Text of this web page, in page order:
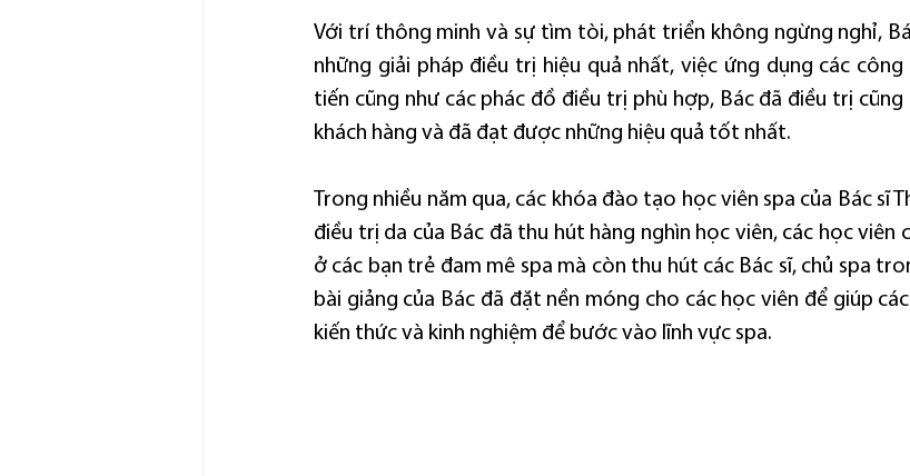
Với trí thông minh và sự tìm tòi, phát triển không ngừng nghỉ,
những giải pháp điều trị hiệu quả nhất, việc ứng dụng các
tiến cũng như các phác đồ điều trị phù hợp, Bác đã điều trị cũng
khách hàng và đã đạt được những hiệu quả tốt nhất.
Trong nhiều năm qua, các khóa đào tạo học viên spa của Bác sĩ
điều trị da của Bác đã thu hút hàng nghìn học viên, các học viên
ở các bạn trẻ đam mê spa mà còn thu hút các Bác sĩ, chủ spa
bài giảng của Bác đã đặt nền móng cho các học viên để giúp
kiến thức và kinh nghiệm để bước vào lĩnh vực spa.